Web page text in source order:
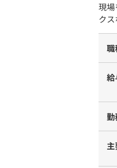
現
ク
職